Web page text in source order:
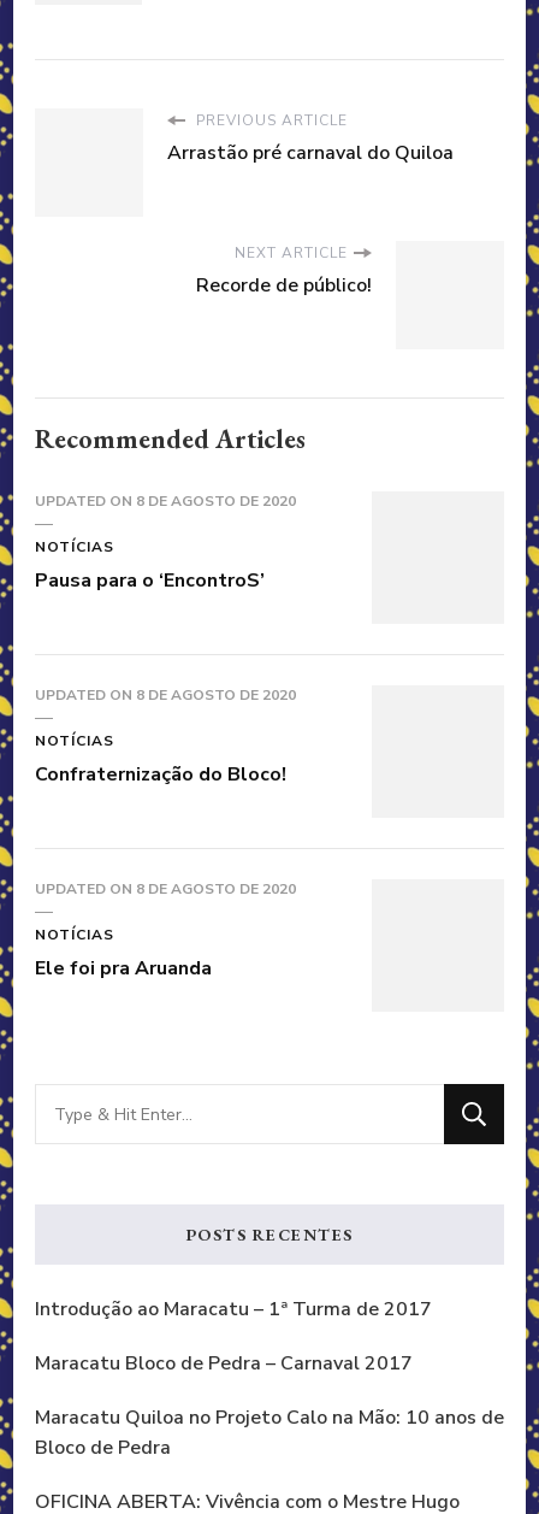
PREVIOUS ARTICLE
Arrastão pré carnaval do Quiloa
NEXT ARTICLE
Recorde de público!
Recommended Articles
UPDATED ON 8 DE AGOSTO DE 2020
NOTÍCIAS
Pausa para o ‘EncontroS’
UPDATED ON 8 DE AGOSTO DE 2020
NOTÍCIAS
Confraternização do Bloco!
UPDATED ON 8 DE AGOSTO DE 2020
NOTÍCIAS
Ele foi pra Aruanda
Looking
for
POSTS RECENTES
Introdução ao Maracatu – 1ª Turma de 2017
Maracatu Bloco de Pedra – Carnaval 2017
Maracatu Quiloa no Projeto Calo na Mão: 10 anos de
Bloco de Pedra
OFICINA ABERTA: Vivência com o Mestre Hugo